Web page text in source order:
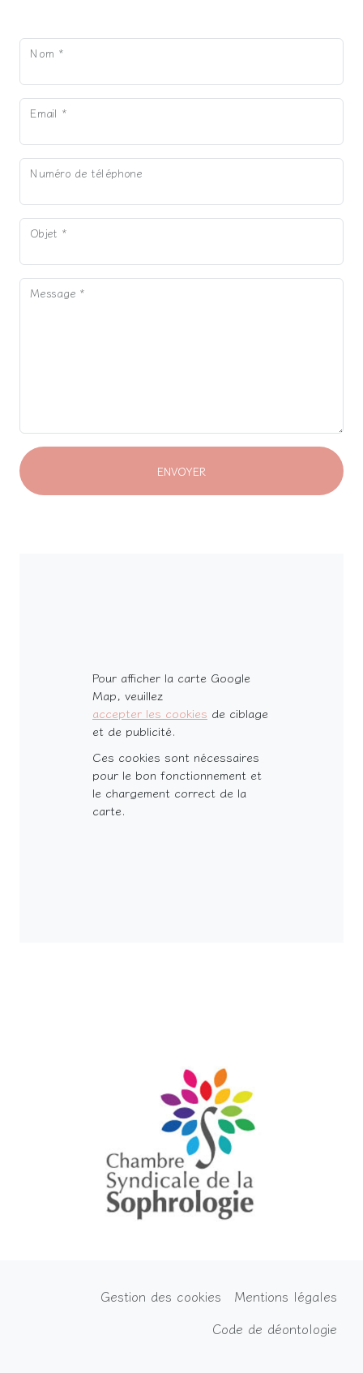
Nom *
Email *
Numéro de téléphone
Objet *
Message *
ENVOYER
Pour afficher la carte Google
Map, veuillez
accepter les cookies de ciblage
et de publicité.
Ces cookies sont nécessaires
pour le bon fonctionnement et
le chargement correct de la
carte.
Gestion des cookies
Mentions légales
Code de déontologie